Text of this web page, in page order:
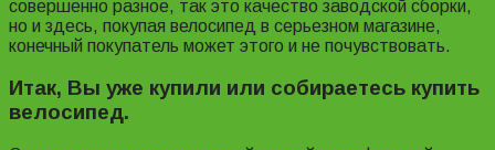
совершенно разное, так это качество заводской сборки,
но и здесь, покупая велосипед в серьезном магазине,
конечный покупатель может этого и не почувствовать.
Итак, Вы уже купили или собираетесь купить
велосипед.